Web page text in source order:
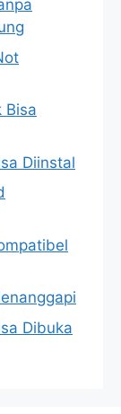
Bisa
Diinstal
Dibuka